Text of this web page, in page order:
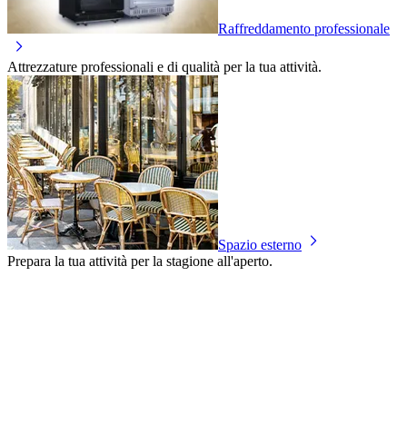
Raffreddamento professionale
Attrezzature professionali e di qualità per la tua attività.
Spazio esterno
Prepara la tua attività per la stagione all'aperto.